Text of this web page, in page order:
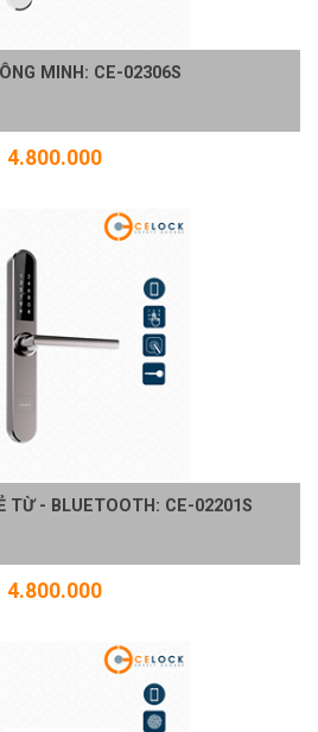
MINH: CE-02306S
4.800.000
TỪ - BLUETOOTH: CE-02201S
4.800.000